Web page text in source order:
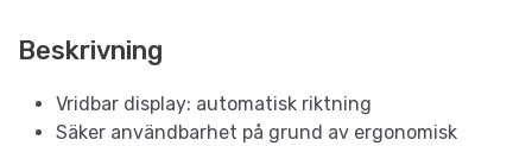
Beskrivning
Vridbar display: automatisk riktning
Säker användbarhet på grund av ergonomisk